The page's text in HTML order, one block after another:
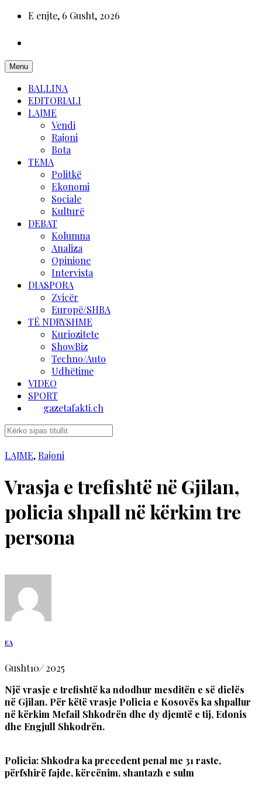
E enjte, 6 Gusht, 2026
Menu
BALLINA
EDITORIALI
LAJME
Vendi
Rajoni
Bota
TEMA
Politkë
Ekonomi
Sociale
Kulturë
DEBAT
Kolumna
Analiza
Opinione
Intervista
DIASPORA
Zvicër
Europë/SHBA
TË NDRYSHME
Kuriozitete
ShowBiz
Techno/Auto
Udhëtime
VIDEO
SPORT
gazetafakti.ch
LAJME, Rajoni
Vrasja e trefishtë në Gjilan,
policia shpall në kërkim tre
persona
EA
Gusht10/2025
Një vrasje e trefishtë ka ndodhur mesditën e së dielës
në Gjilan. Për këtë vrasje Policia e Kosovës ka shpallur
në kërkim Mefail Shkodrën dhe dy djemtë e tij, Edonis
dhe Engjull Shkodrën.
Policia: Shkodra ka precedent penal me 31 raste,
përfshirë fajde, kërcënim, shantazh e sulm